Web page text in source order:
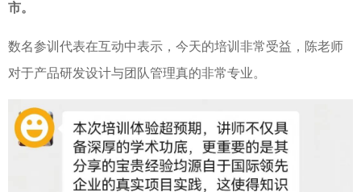
市。
数名参训代表在互动中表示，今天的培训非常受益，陈老师
对于产品研发设计与团队管理真的非常专业。